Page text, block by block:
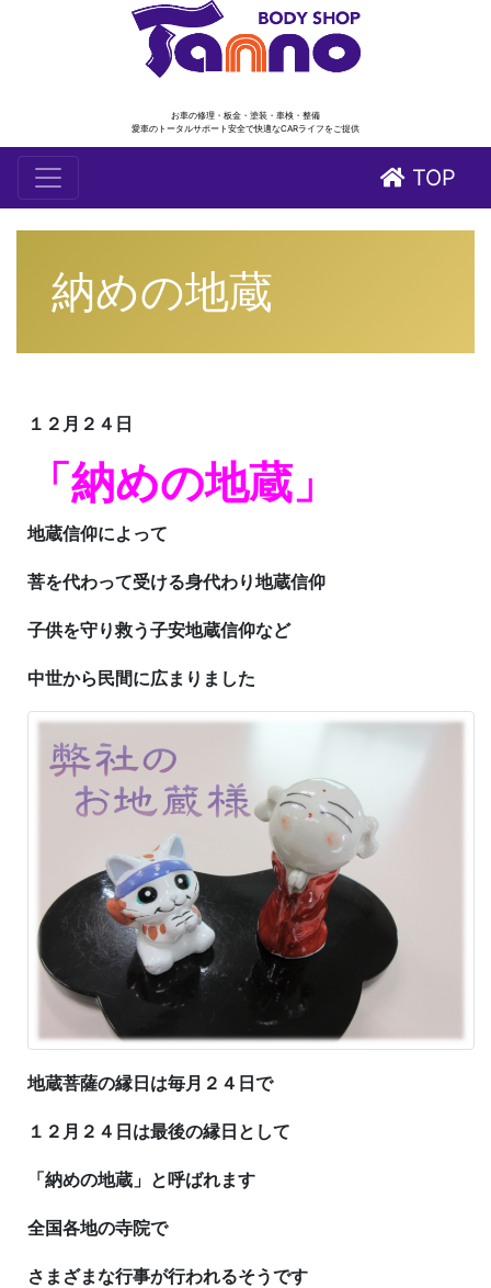
お車の修理・板金・塗装・車検・整備
愛車のトータルサポート安全で快適なCARライフをご提供
TOP
納めの地蔵
１２月２４日
「納めの地蔵」
地蔵信仰によって
菩を代わって受ける身代わり地蔵信仰
子供を守り救う子安地蔵信仰など
中世から民間に広まりました
地蔵菩薩の縁日は毎月２４日で
１２月２４日は最後の縁日として
「納めの地蔵」と呼ばれます
全国各地の寺院で
さまざまな行事が行われるそうです